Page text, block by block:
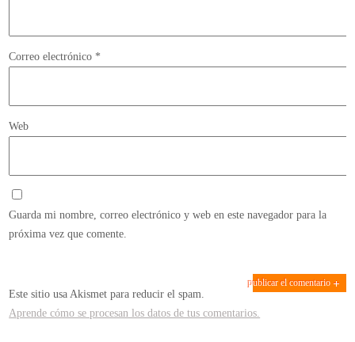
Correo electrónico *
Web
Guarda mi nombre, correo electrónico y web en este navegador para la
próxima vez que comente.
Este sitio usa Akismet para reducir el spam.
Aprende cómo se procesan los datos de tus comentarios.